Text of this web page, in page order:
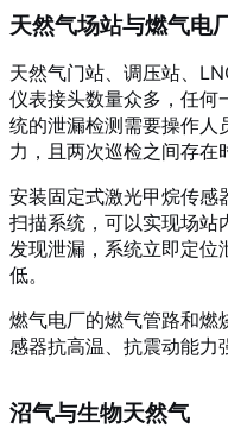
天然气场站与燃气电
天然气门站、调压站、
仪表接头数量众多，任何
统的泄漏检测需要操作人
力，且两次巡检之间存在
安装固定式激光甲烷传感
扫描系统，可以实现场站
发现泄漏，系统立即定位
低。
燃气电厂的燃气管路和燃
感器抗高温、抗震动能力
沼气与生物天然气